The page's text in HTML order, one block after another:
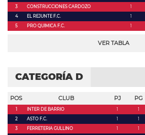
3
CONSTRUCCIONES CARDOZO 1
4
EL REJUNTE F.C. 1
5
PRO QUIMICA F.C. 1
VER TABLA
CATEGORÍA D
POS CLUB PJ PG
1 INTER DE BARRIO 1 1
2
ASTO F.C. 1 1
3
FERRETERIA GULLINO 1 1